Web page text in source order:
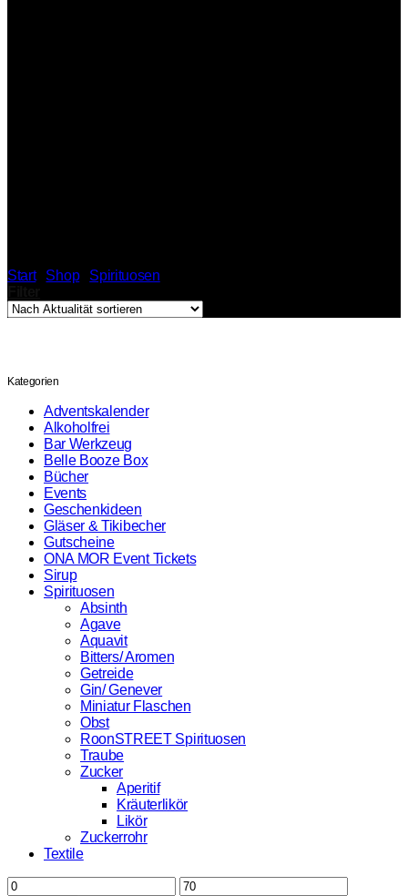
Start Shop Spirituosen
Kategorien
Adventskalender
Alkoholfrei
Bar Werkzeug
Belle Booze Box
Bücher
Events
Geschenkideen
Gläser & Tikibecher
Gutscheine
ONA MOR Event Tickets
Sirup
Spirituosen
Absinth
Agave
Aquavit
Bitters/ Aromen
Getreide
Gin/ Genever
Miniatur Flaschen
Obst
RoonSTREET Spirituosen
Traube
Zucker
Aperitif
Kräuterlikör
Likör
Zuckerrohr
Textile
Min.
Max.